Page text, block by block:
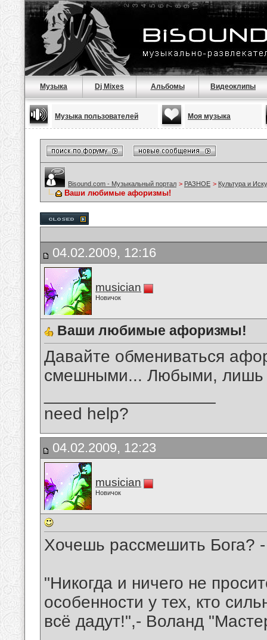
Музыка Dj Mixes Альбомы Видеоклипы
Музыка пользователей Моя музыка
Bisound.com - Музыкальный портал > РАЗНОЕ > Культура и
Ваши любимые афоризмы!
04.02.2009, 12:16
musician
Новичок
Ваши любимые афоризмы!
Давайте обмениваться
смешными... Любыми, лишь
need help?
04.02.2009, 12:23
musician
Новичок
Хочешь рассмешить Бога?
"Никогда и ничего не
особенности у тех, кто
всё дадут!",- Воланд